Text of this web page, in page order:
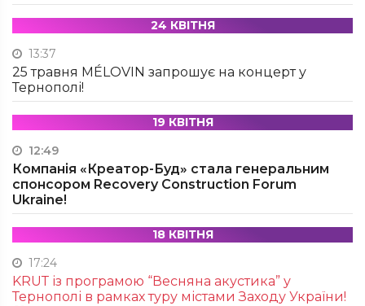
24 КВІТНЯ
13:37
25 травня MÉLOVIN запрошує на концерт у
Тернополі!
19 КВІТНЯ
12:49
Компанія «Креатор-Буд» стала генеральним
спонсором Recovery Construction Forum
Ukraine!
18 КВІТНЯ
17:24
KRUТ із програмою “Весняна акустика” у
Тернополі в рамках туру містами Заходу України!